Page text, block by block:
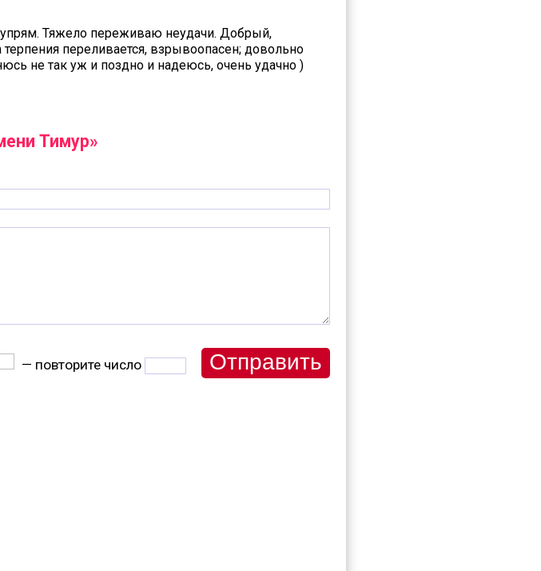
Тяжело переживаю неудачи. Добрый,
переливается, взрывоопасен; довольно
не так уж и поздно и надеюсь, очень удачно )
Тимур»
— повторите число